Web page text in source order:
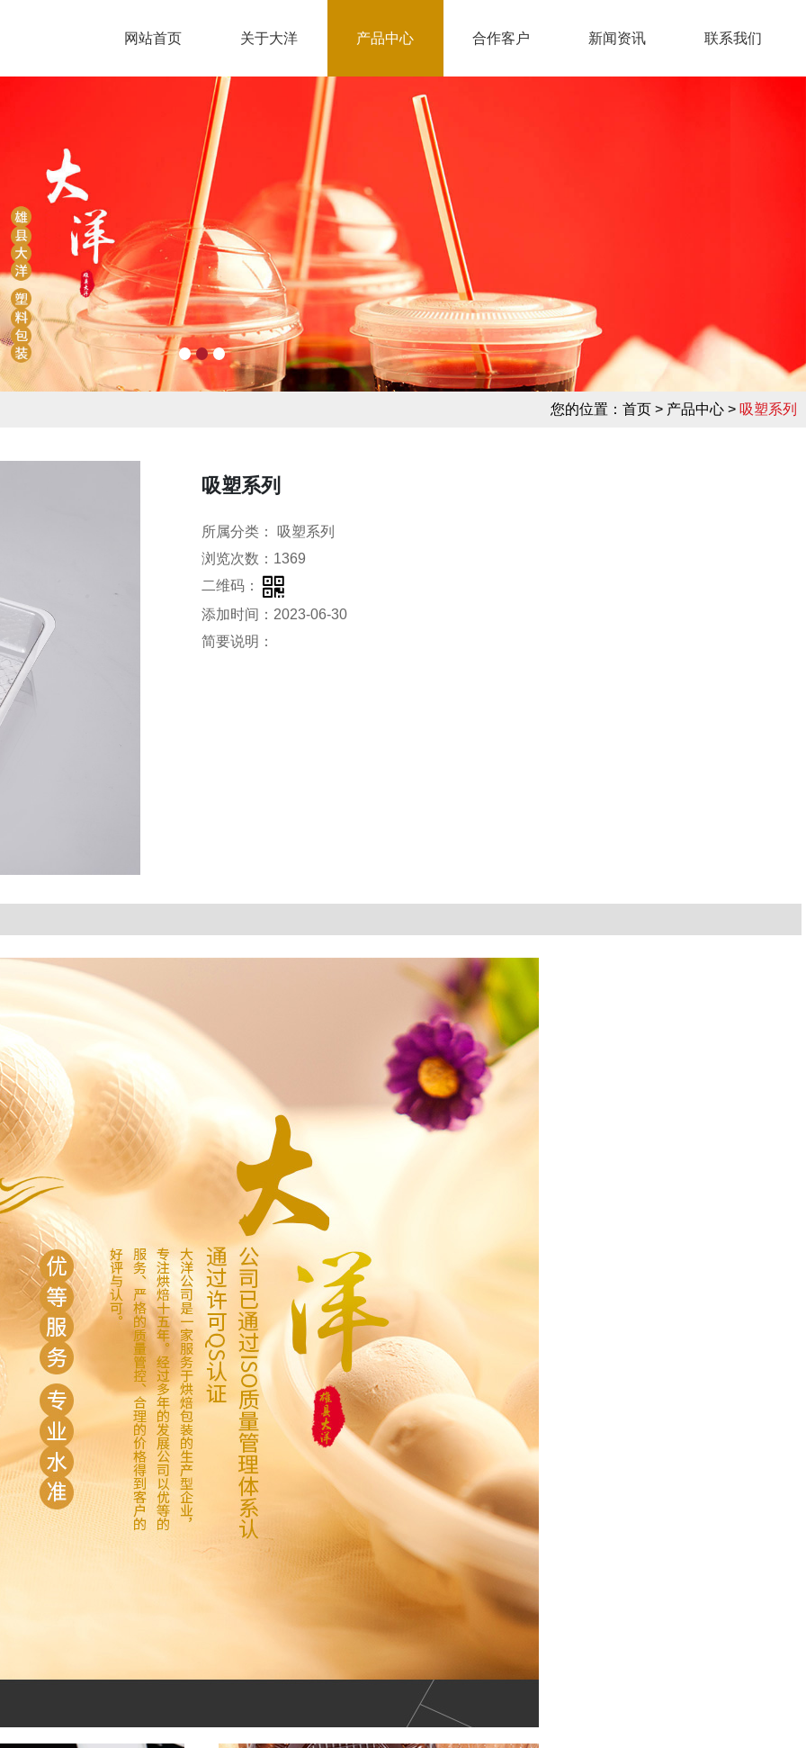
网站首页 关于大洋 产品中心 合作客户 新闻资讯 联系我们
您的位置： 首页 > 产品中心 > 吸塑系列
吸塑系列
所属分类： 吸塑系列
浏览次数：1369
二维码：
添加时间：2023-06-30
简要说明：